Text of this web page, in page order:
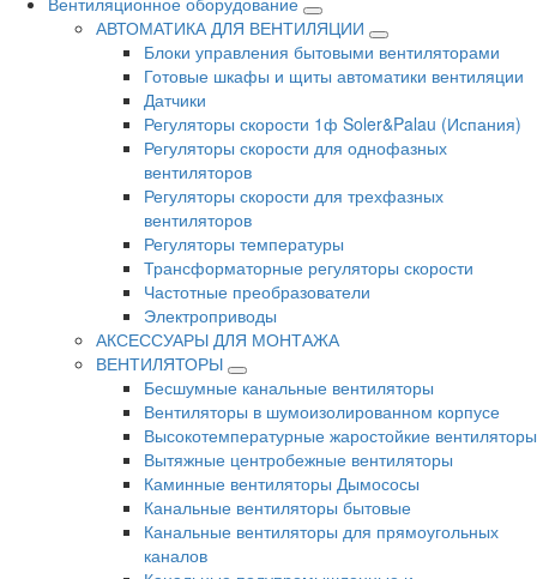
АВТОМАТИКА ДЛЯ ВЕНТИЛЯЦИИ
Блоки управления бытовыми вентиляторами
Готовые шкафы и щиты автоматики вентиляции
Датчики
Регуляторы скорости 1ф Soler&Palau (Испания)
Регуляторы скорости для однофазных
вентиляторов
Регуляторы скорости для трехфазных
вентиляторов
Регуляторы температуры
Трансформаторные регуляторы скорости
Частотные преобразователи
Электроприводы
АКСЕССУАРЫ ДЛЯ МОНТАЖА
ВЕНТИЛЯТОРЫ
Бесшумные канальные вентиляторы
Вентиляторы в шумоизолированном корпусе
Высокотемпературные жаростойкие вентиляторы
Вытяжные центробежные вентиляторы
Каминные вентиляторы Дымососы
Канальные вентиляторы бытовые
Канальные вентиляторы для прямоугольных
каналов